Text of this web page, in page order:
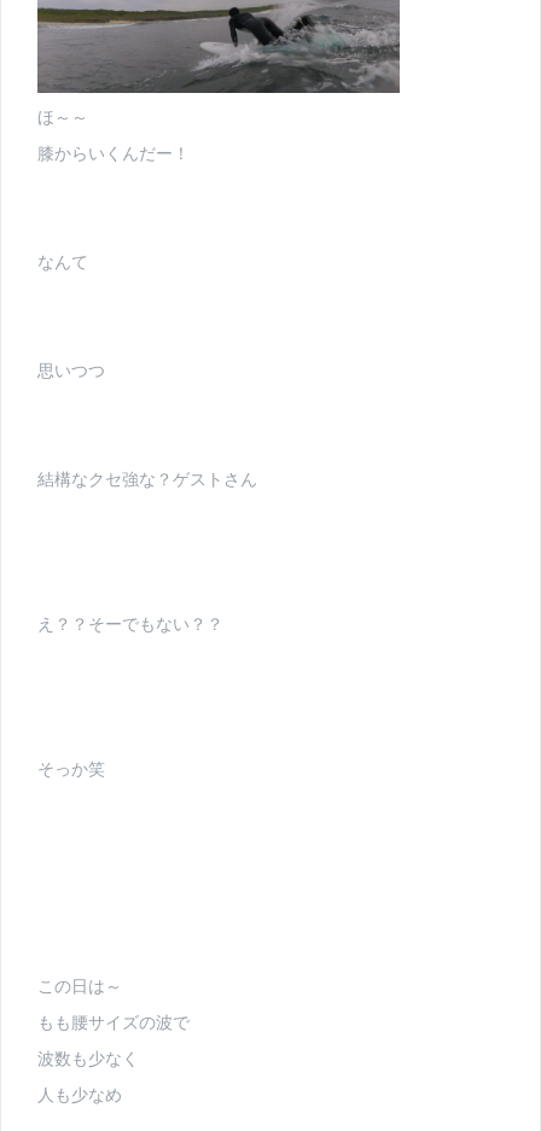
ほ～～
膝からいくんだー！
なんて
思いつつ
結構なクセ強な？ゲストさん
え？？そーでもない？？
そっか笑
この日は～
もも腰サイズの波で
波数も少なく
人も少なめ